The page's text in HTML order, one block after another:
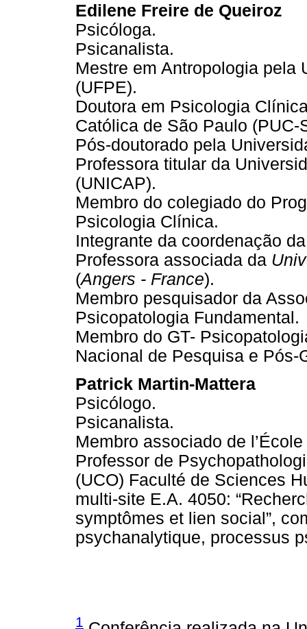
Edilene Freire de Queiroz
Psicóloga.
Psicanalista.
Mestre em Antropologia pela
(UFPE).
Doutora em Psicologia
Católica de São Paulo (PUC-
Pós-doutorado pela
Professora titular da
(UNICAP).
Membro do colegiado do
Psicologia Clínica.
Integrante da coordenação
Professora associada da
(Angers - France).
Membro pesquisador da
Psicopatologia Fundamental.
Membro do GT-
Nacional de Pesquisa e
Patrick Martin-Mattera
Psicólogo.
Psicanalista.
Membro associado de
Professor de
(UCO) Faculté de Sciences
multi-site E.A. 4050:
symptômes et lien social”,
psychanalytique, processus
1